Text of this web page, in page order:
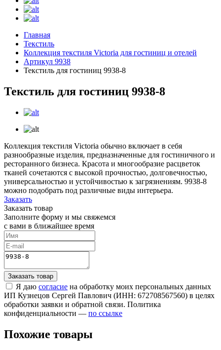
Главная
Текстиль
Коллекция текстиля Victoria для гостиниц и отелей
Артикул 9938
Текстиль для гостиниц 9938-8
Текстиль для гостиниц 9938-8
Коллекция текстиля Victoria обычно включает в себя
разнообразные изделия, предназначенные для гостиничного и
ресторанного бизнеса. Красота и многообразие расцветок
тканей сочетаются с высокой прочностью, долговечностью,
универсальностью и устойчивостью к загрязнениям. 9938-8
можно подобрать под различные виды интерьера.
Заказать
Заказать товар
Заполните форму и мы свяжемся
с вами в ближайшее время
Я даю согласие на обработку моих персональных данных
ИП Кузнецов Сергей Павлович (ИНН: 672708567560) в целях
обработки заявки и обратной связи. Политика
конфиденциальности — по ссылке
Похожие товары